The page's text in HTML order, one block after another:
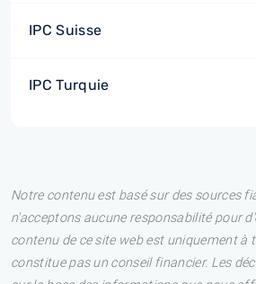
IPC Suisse
IPC Turquie
Notre contenu est basé sur des sources
n'acceptons aucune responsabilité pour
contenu de ce site web est uniquement
constitue pas un conseil financier. Les